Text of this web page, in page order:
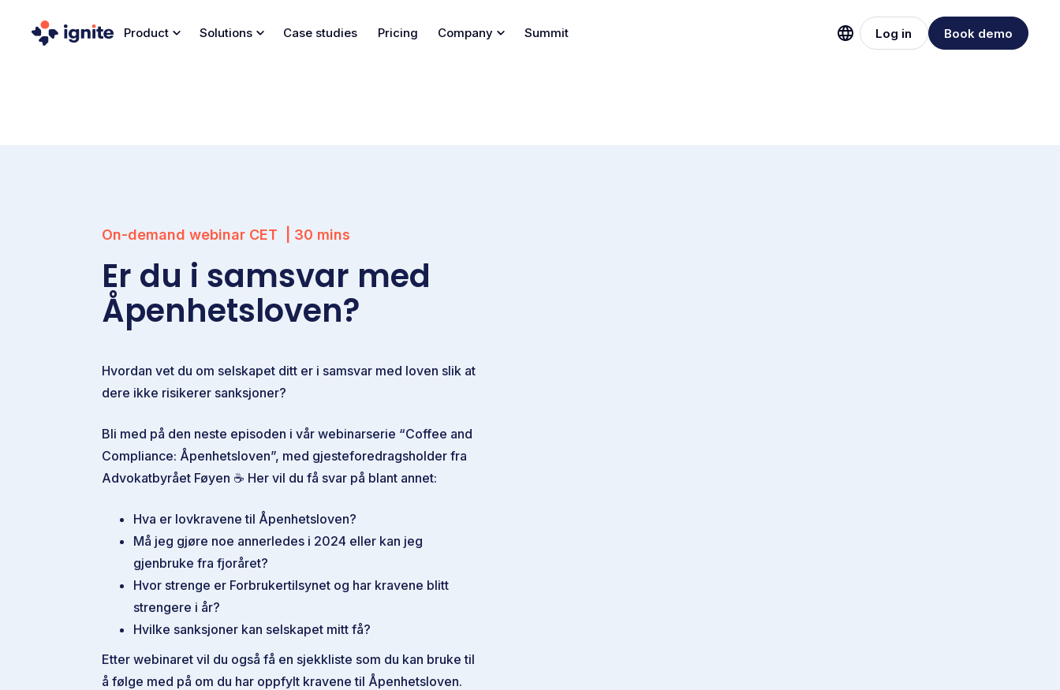
Product Solutions Case studies Pricing Company Summit Log in Book demo
On-demand webinar CET 30 mins
Er du i samsvar med
Åpenhetsloven?
Hvordan vet du om selskapet ditt er i samsvar med loven slik at
dere ikke risikerer sanksjoner?
Bli med på den neste episoden i vår webinarserie “Coffee and
Compliance: Åpenhetsloven”, med gjesteforedragsholder fra
Advokatbyrået Føyen ☕ Her vil du få svar på blant annet:
Hva er lovkravene til Åpenhetsloven?
Må jeg gjøre noe annerledes i 2024 eller kan jeg
gjenbruke fra fjoråret?
Hvor strenge er Forbrukertilsynet og har kravene blitt
strengere i år?
Hvilke sanksjoner kan selskapet mitt få?
Etter webinaret vil du også få en sjekkliste som du kan bruke til
å følge med på om du har oppfylt kravene til Åpenhetsloven.